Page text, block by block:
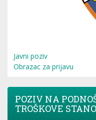
Javni poziv
Obrazac za prijavu
POZIV NA
TROŠKOVE